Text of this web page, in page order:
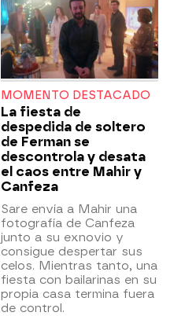
MOMENTO DESTACADO
La fiesta de
despedida de soltero
de Ferman se
descontrola y desata
el caos entre Mahir y
Canfeza
Sare envía a Mahir una
fotografía de Canfeza
junto a su exnovio y
consigue despertar sus
celos. Mientras tanto, una
fiesta con bailarinas en su
propia casa termina fuera
de control.